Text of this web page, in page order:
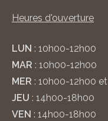
Heures d'ouverture
LUN : 10h00-12h00
MAR : 10h00-12h00
MER : 10h00-12h00
JEU : 14h00-18h00
VEN : 14h00-18h00